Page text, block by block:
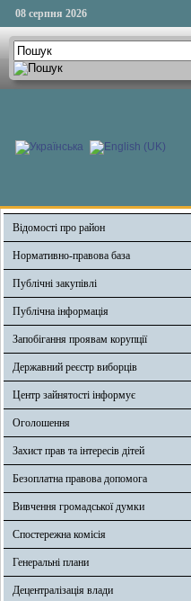
08 серпня 2026
Відомості про район
Нормативно-правова база
Публічні закупівлі
Публічна інформація
Запобігання проявам корупції
Державний реєстр виборців
Центр зайнятості інформує
Оголошення
Захист прав та інтересів дітей
Безоплатна правова допомога
Вивчення громадської думки
Спостережна комісія
Генеральні плани
Децентралізація влади